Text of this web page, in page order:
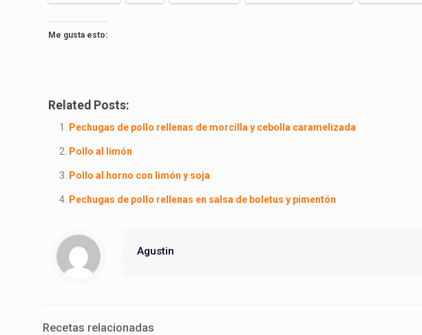
Me gusta esto:
Related Posts:
Pechugas de pollo rellenas de morcilla y cebolla caramelizada
Pollo al limón
Pollo al horno con limón y soja
Pechugas de pollo rellenas en salsa de boletus y pimentón
Agustin
Recetas relacionadas